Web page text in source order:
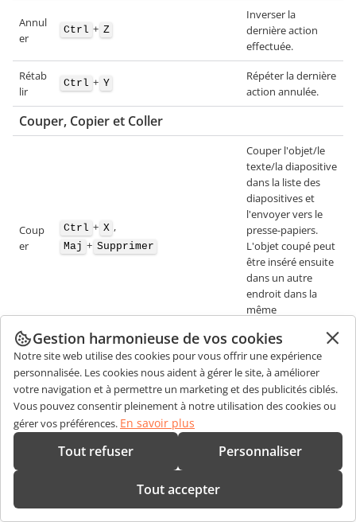
Annul
er
Ctrl + Z
Inverser la
dernière action
effectuée.
Rétab
lir
Ctrl + Y
Répéter la dernière
action annulée.
Couper, Copier et Coller
Coup
er
Ctrl + X ,
Maj + Supprimer
Couper l'objet/le
texte/la diapositive
dans la liste des
diapositives et
l'envoyer vers le
presse-papiers.
L'objet coupé peut
être inséré ensuite
dans un autre
endroit dans la
même
Copie
Ctrl + C ,
Insertion
Envoyer l'objet/le
texte/la diapositive
dans la liste des
diapositives vers le
L'objet copié peut
être inséré ensuite
Gestion harmonieuse de vos cookies
Notre site web utilise des cookies pour vous offrir une expérience
personnalisée. Les cookies nous aident à gérer le site, à améliorer
votre navigation et à permettre un marketing et des publicités ciblés.
Vous pouvez consentir pleinement à notre utilisation des cookies ou
gérer vos préférences. En savoir plus
Tout refuser Personnaliser
Tout accepter